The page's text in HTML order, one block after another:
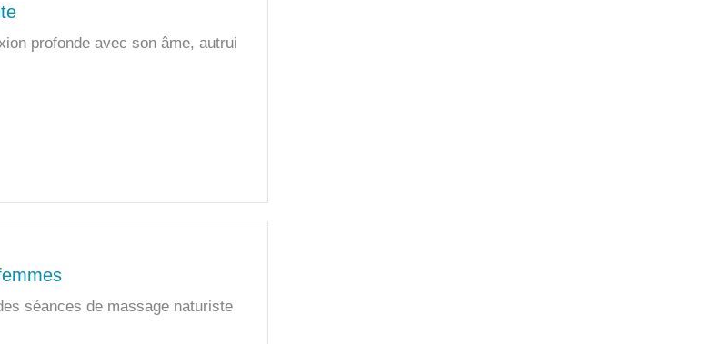
profonde avec son âme, autrui
séances de massage naturiste